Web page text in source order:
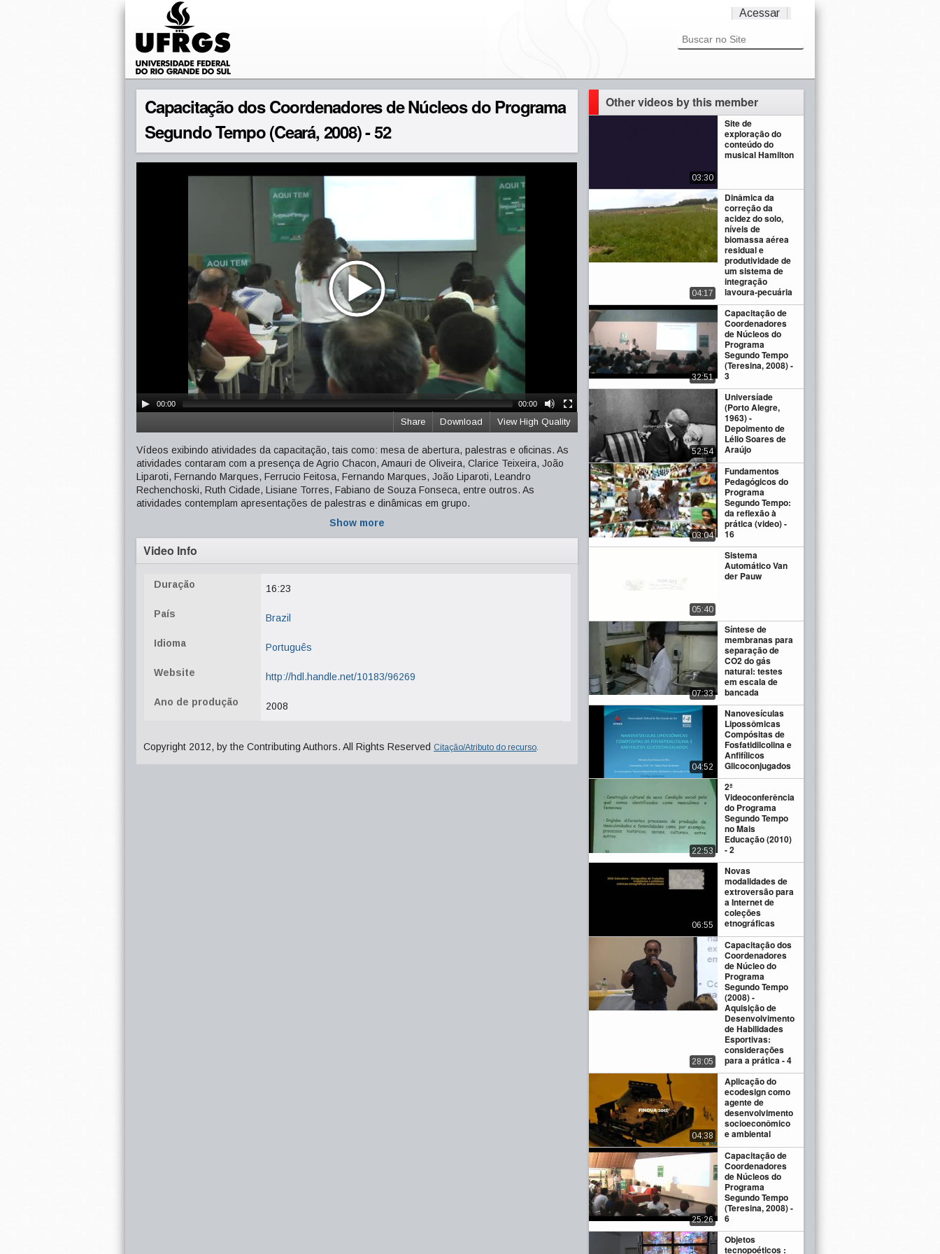
Acessar
Capacitação dos Coordenadores de Núcleos do Programa
Segundo Tempo (Ceará, 2008) - 52
00:00 00:00
View High Quality
Download
Share
Vídeos exibindo atividades da capacitação, tais como: mesa de abertura, palestras e oficinas. As
atividades contaram com a presença de Agrio Chacon, Amauri de Oliveira, Clarice Teixeira, João
Liparoti, Fernando Marques, Ferrucio Feitosa, Fernando Marques, João Liparoti, Leandro
Rechenchoski, Ruth Cidade, Lisiane Torres, Fabiano de Souza Fonseca, entre outros. As
atividades contemplam apresentações de palestras e dinâmicas em grupo.
Show more
Video Info
Duração 16:23
País Brazil
Idioma Português
Website http://hdl.handle.net/10183/96269
Ano de produção 2008
Copyright 2012, by the Contributing Authors. All Rights Reserved Citação/Atributo do recurso.
Other videos by this member
Site de
exploração do
conteúdo do
musical Hamilton
03:30
Dinâmica da
correção da
acidez do solo,
níveis de
biomassa aérea
residual e
produtividade de
um sistema de
integração
lavoura-pecuária
04:17
Capacitação de
Coordenadores
de Núcleos do
Programa
Segundo Tempo
(Teresina, 2008) -
3
32:51
Universíade
(Porto Alegre,
1963) -
Depoimento de
Lélio Soares de
Araújo
52:54
Fundamentos
Pedagógicos do
Programa
Segundo Tempo:
da reflexão à
prática (video) -
16
03:04
Sistema
Automático Van
der Pauw
05:40
Síntese de
membranas para
separação de
CO2 do gás
natural: testes
em escala de
bancada
07:33
Nanovesículas
Lipossômicas
Compósitas de
Fosfatidilcolina e
Anfifílicos
Glicoconjugados
04:52
2ª
Videoconferência
do Programa
Segundo Tempo
no Mais
Educação (2010)
- 2
22:53
Novas
modalidades de
extroversão para
a Internet de
coleções
etnográficas
06:55
Capacitação dos
Coordenadores
de Núcleo do
Programa
Segundo Tempo
(2008) -
Aquisição de
Desenvolvimento
de Habilidades
Esportivas:
considerações
para a prática - 4
28:05
Aplicação do
ecodesign como
agente de
desenvolvimento
socioeconômico
e ambiental
04:38
Capacitação de
Coordenadores
de Núcleos do
Programa
Segundo Tempo
(Teresina, 2008) -
6
25:26
Objetos
tecnopoéticos :